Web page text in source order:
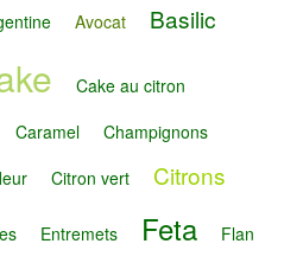
Avocat Basilic
Cake au citron
Caramel
Champignons
Citron vert Citrons
Entremets Feta Flan